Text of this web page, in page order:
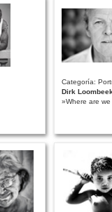
Categoría:
Dirk
»Where are